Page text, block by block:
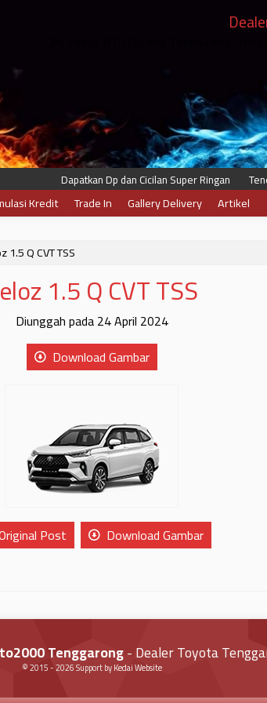
Dapatkan Dp dan Cicilan Super Ringan
Kredit Trade In Gallery Delivery Artikel
Q CVT TSS
1.5 Q CVT TSS
Diunggah pada 24 April 2024
Download Gambar
Post Download Gambar
Tenggarong- Dealer Toyota
© 2015 -2026Support byKedai Website